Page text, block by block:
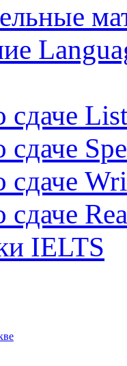
сдаче
сдаче
IELTS